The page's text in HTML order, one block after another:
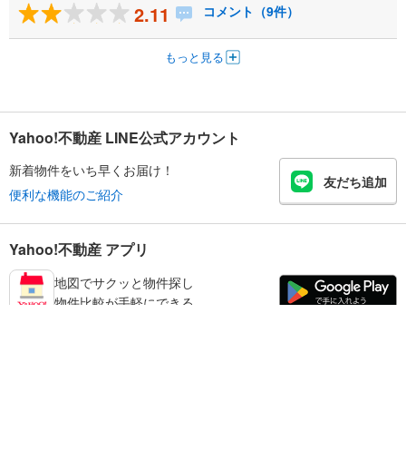
2.11 コメント（9件）
もっと見る
Yahoo!不動産 LINE公式アカウント
新着物件をいち早くお届け！
便利な機能のご紹介
友だち追加
Yahoo!不動産 アプリ
地図でサクッと物件探し
物件比較が手軽にできる